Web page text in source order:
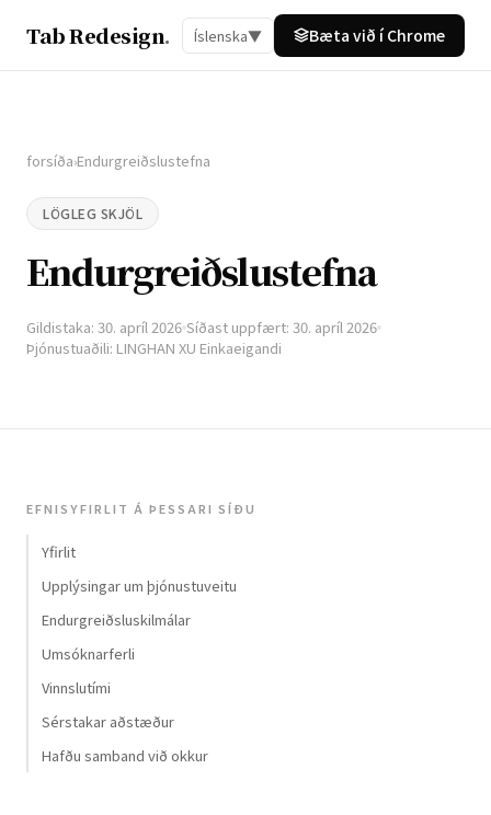
Tab Redesign. Íslenska▼ Bæta við í Chrome
forsíða›Endurgreiðslustefna
LÖGLEG SKJÖL
Endurgreiðslustefna
Gildistaka: 30. apríl 2026 Síðast uppfært: 30. apríl 2026
Þjónustuaðili: LINGHAN XU Einkaeigandi
EFNISYFIRLIT Á ÞESSARI SÍÐU
Yfirlit
Upplýsingar um þjónustuveitu
Endurgreiðsluskilmálar
Umsóknarferli
Vinnslutími
Sérstakar aðstæður
Hafðu samband við okkur